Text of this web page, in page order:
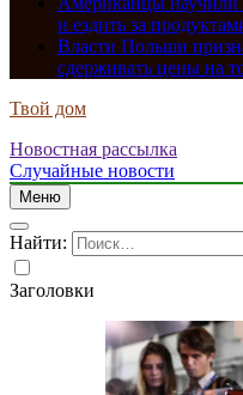
и ездить за
Власти Польши
сдерживать цены на
Твой дом
Новостная рассылка
Случайные новости
Меню
Найти:
Заголовки